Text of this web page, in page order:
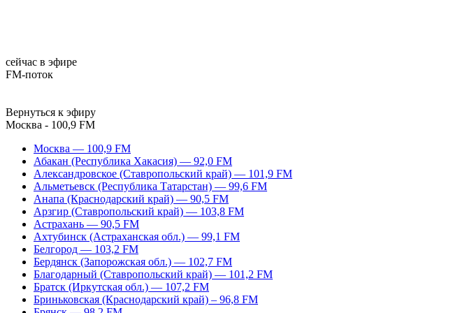
сейчас в эфире
FM-поток
Вернуться к эфиру
Москва - 100,9 FM
Москва — 100,9 FM
Абакан (Республика Хакасия) — 92,0 FM
Александровское (Ставропольский край) — 101,9 FM
Альметьевск (Республика Татарстан) — 99,6 FM
Анапа (Краснодарский край) — 90,5 FM
Арзгир (Ставропольский край) — 103,8 FM
Астрахань — 90,5 FM
Ахтубинск (Астраханская обл.) — 99,1 FM
Белгород — 103,2 FM
Бердянск (Запорожская обл.) — 102,7 FM
Благодарный (Ставропольский край) — 101,2 FM
Братск (Иркутская обл.) — 107,2 FM
Бриньковская (Краснодарский край) – 96,8 FM